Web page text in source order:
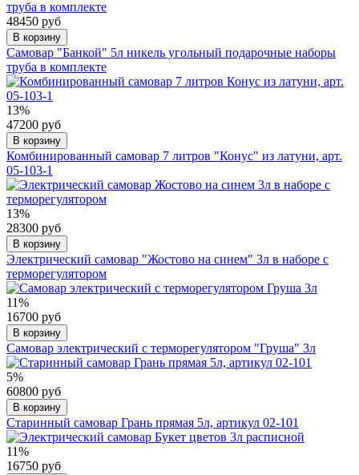
48450 руб
В корзину
Самовар "Банкой" 5л никель угольный подарочные наборы
труба в комплекте
13%
47200 руб
В корзину
Комбинированный самовар 7 литров "Конус" из латуни, арт.
05-103-1
13%
28300 руб
В корзину
Электрический самовар "Жостово на синем" 3л в наборе с
терморегулятором
11%
16700 руб
В корзину
Самовар электрический с терморегулятором "Груша" 3л
5%
60800 руб
В корзину
Старинный самовар Грань прямая 5л, артикул 02-101
11%
16750 руб